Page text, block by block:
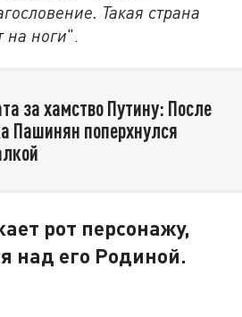
Такая страна
на ноги".
за хамство Путину: После
Пашинян поперхнулся
рот персонажу,
над его Родиной.